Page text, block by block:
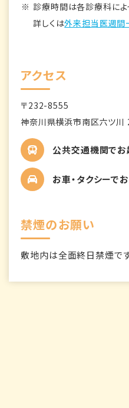
診療時間は各診療科によ
詳しくは外来担当医週間
アクセス
〒232-8555
神奈川県横浜市南区六ツ
公共交通機関でお
お車・タクシーで
禁煙のお願い
敷地内は全面終日禁煙です